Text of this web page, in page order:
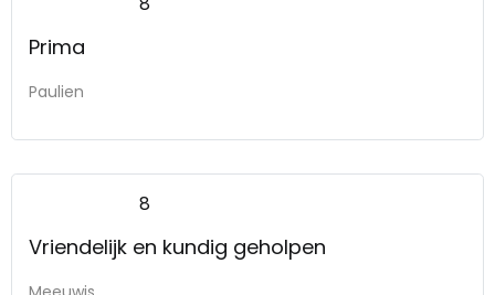
Prima
Paulien
8
Vriendelijk en kundig geholpen